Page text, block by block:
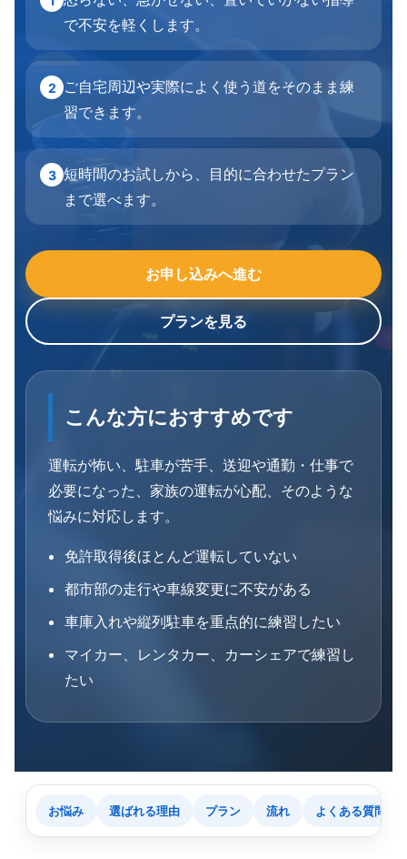
で不安を軽くします。
2
ご自宅周辺や実際によく使う道をそのまま練
習できます。
3 短時間のお試しから、目的に合わせたプラン
まで選べます。
お申し込みへ進む
プランを見る
こんな方におすすめです
運転が怖い、駐車が苦手、送迎や通勤・仕事で
必要になった、家族の運転が心配、そのような
悩みに対応します。
免許取得後ほとんど運転していない
都市部の走行や車線変更に不安がある
車庫入れや縦列駐車を重点的に練習したい
マイカー、レンタカー、カーシェアで練習し
たい
お悩み 選ばれる理由 プラン 流れ よくある質問